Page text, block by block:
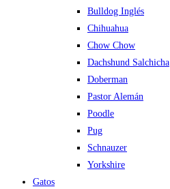
Bulldog Inglés
Chihuahua
Chow Chow
Dachshund Salchicha
Doberman
Pastor Alemán
Poodle
Pug
Schnauzer
Yorkshire
Gatos